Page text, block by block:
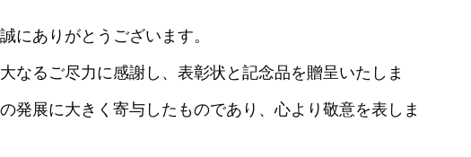
にありがとうございます。
なるご尽力に感謝し、表彰状と記念品を贈呈いたしま
発展に大きく寄与したものであり、心より敬意を表しま